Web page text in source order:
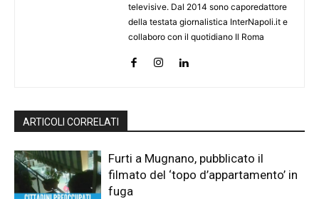
televisive. Dal 2014 sono caporedattore
della testata giornalistica InterNapoli.it e
collaboro con il quotidiano Il Roma
ARTICOLI CORRELATI
Furti a Mugnano, pubblicato il
filmato del ‘topo d’appartamento’ in
fuga